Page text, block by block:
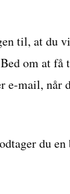
til, at du
om at
e-mail, når
du